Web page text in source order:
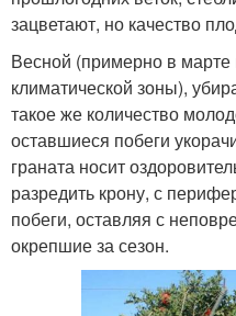
зацветают, но качество
Весной (примерно в марте
климатической зоны),
такое же количество
оставшиеся побеги
граната носит
разредить крону, с
побеги, оставляя с
окрепшие за сезон.